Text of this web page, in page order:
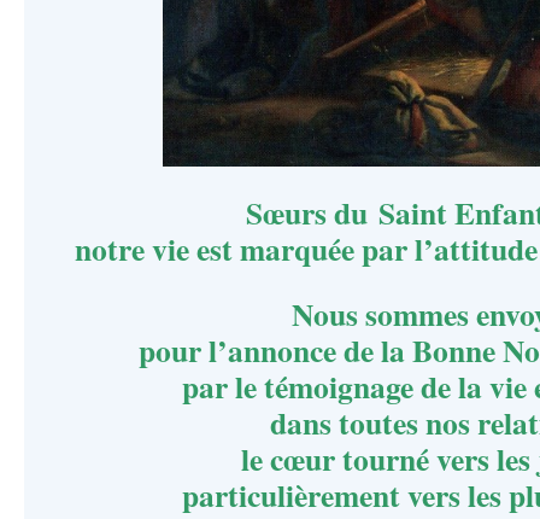
Sœurs du Saint
notre vie est marquée par
Nous sommes
pour l’annonce de la Bonne
par le témoignage de la vie
dans toutes nos
le cœur tourné vers les
particulièrement vers les